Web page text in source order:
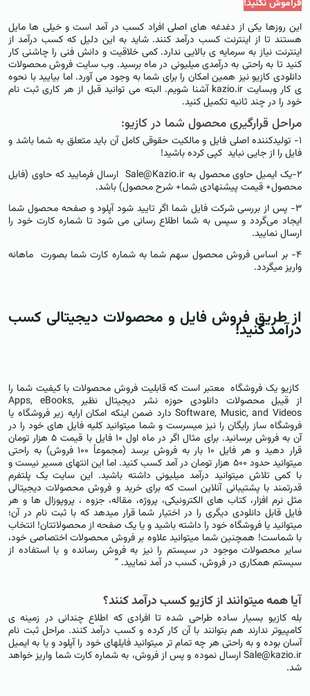
فراموش نکنيد!
این روزها یکی از دغدغه های اصلی افراد کسب در آمد است و خیلی ها مایل
هستند تا از اینترنت کسب درآمد کنند. شاید به این دلیل که کسب درآمد از
اینترنت نیاز به سرمایه ی بالایی ندارد. کمی خلاقیت و دانش فنی را چاشنی کار
کنید تا به راحتی به درآمدی میلیونی در ماه برسید. وب سایت فروش محصولات
دانلودی کازیو نیز همین امکان را برای شما به وجود می آورد. اما بیایید با نحوه
ی کار وبسایت kazio.ir آشنا شویم. البته می توانید قبل از هر کاری ثبت نام
خود را در چند ثانیه تکمیل کنید.
مراحل قرارگیری محصول شما در کازیو:
۱- تولیدکننده اصلی فایل و مالکیت حقوقی کامل آن باید متعلق به شما باشد و
فایل را از جایی نباید کپی کرده باشید!
۲-یک ایمیل حاوی محصول به Sale@Kazio.ir ارسال فرمایید که حاوی (فایل
محصول+ قیمت پیشنهادی شما+ شرح محصول) باشد.
۳- پس از بررسی شرکت فایل شما اگر تایید شود آپلود و صفحه محصول شما
ایجاد می‌گردد و سپس به شما اطلاع رسانی می شود تا شماره کارت خود را
ارسال نمایید.
۴- بر اساس فروش محصول سهم شما به شماره کارت شما بصورت ماهانه
واریز میگردد.
از طریق فروش فایل و محصولات دیجیتالی کسب
درآمد کنید!
کازیو یک فروشگاه معتبر است که قابلیت فروش محصولات با کیفیت شما را
از قیبل محصولات دانلودی حوزه نشر دیجیتال نظیر Apps, eBooks,
Software, Music, and Videos دارد ضمن اینکه امکان ارایه زیر فروشگاه یا
فروشگاه ساز رایگان را نیز میسرست و شما میتوانید کلیه فایل های خود را در
آن به فروش برسانید. برای مثال اگر در ماه اول ۱۰ فایل با قیمت ۵ هزار تومان
قرار دهید و هر فایل ۱۰ بار به فروش برسد (مجموعاً ۱۰۰ فروش) به راحتی
میتوانید حدود ۵۰۰ هزار تومان در آمد کسب کنید. اما این انتهای مسیر نیست و
با کمی تلاش میتوانید درآمد میلیونی داشته باشید. این سایت یک پلتفرم
قدرتمند با پشتیبانی آنلاین است که برای خرید و فروش محصولات دیجیتالی
مثل نرم افزار، کتاب های الکترونیکی، پروژه، مقاله، جزوه ، پروپوزال ها و هر
فایل قابل دانلودی دیگری را در اختیار شما قرار میدهد که با ثبت نام در آن؛
میتوانید یا فروشگاه خود را داشته باشید و یا یک صفحه از محصولاتتان! انتخاب
با شماست! همچنین شما میتوانید علاوه بر فروش محصولات اختصاصی خود،
سایر محصولات موجود در سیستم را نیز به فروش رسانده و با استفاده از
سیستم همکاری در فروش، کسب در آمد نمایید. “
آیا همه میتوانند از کازیو کسب درآمد کنند؟
بله کازیو بسیار ساده طراحی شده تا افرادی که اطلاع چندانی در زمینه ی
کامپیوتر ندارند هم بتوانند با آن کار کرده و کسب درآمد کنند. مراحل ثبت نام
آسان بوده و به راحتی هر چه تمام تر میتوانید فایلهای خود را آپلود و یا به ایمیل
Sale@kazio.ir ارسال نموده و پس از فروش، به شماره کارت شما واریز خواهد
شد.